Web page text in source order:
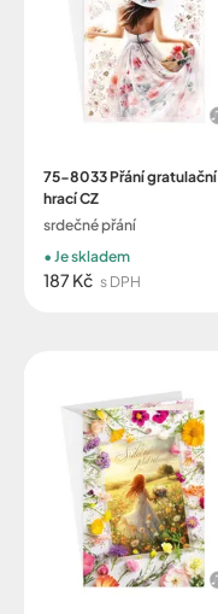
75-8033 Přání gratulační
hrací CZ
srdečné přání
187 Kč s DPH
Je skladem